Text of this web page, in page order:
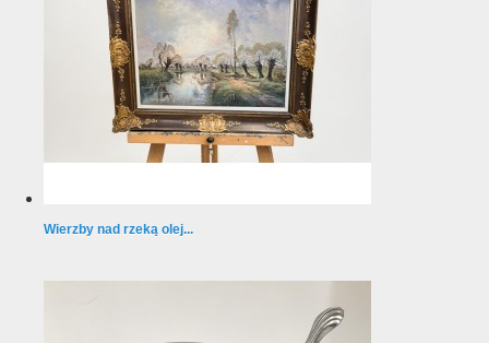
Wierzby nad rzeką olej...